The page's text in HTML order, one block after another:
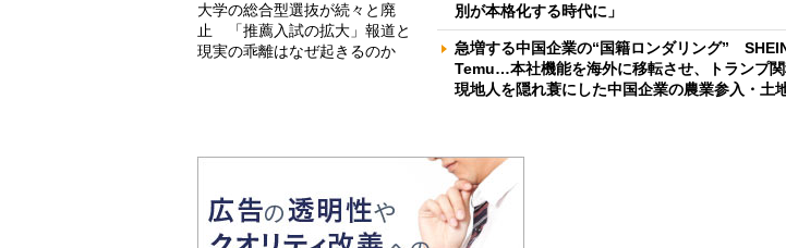
大学の総合型選抜が続々と廃
止 「推薦入試の拡大」報道と
現実の乖離はなぜ起きるのか
別が本格化する時代に」
急増する中国企業の“国籍ロンダリング”
Temu…本社機能を海外に移転させ、トランプ
現地人を隠れ蓑にした中国企業の農業参入・土